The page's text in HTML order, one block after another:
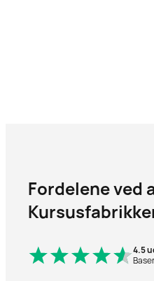
Fordelene ved
4.5